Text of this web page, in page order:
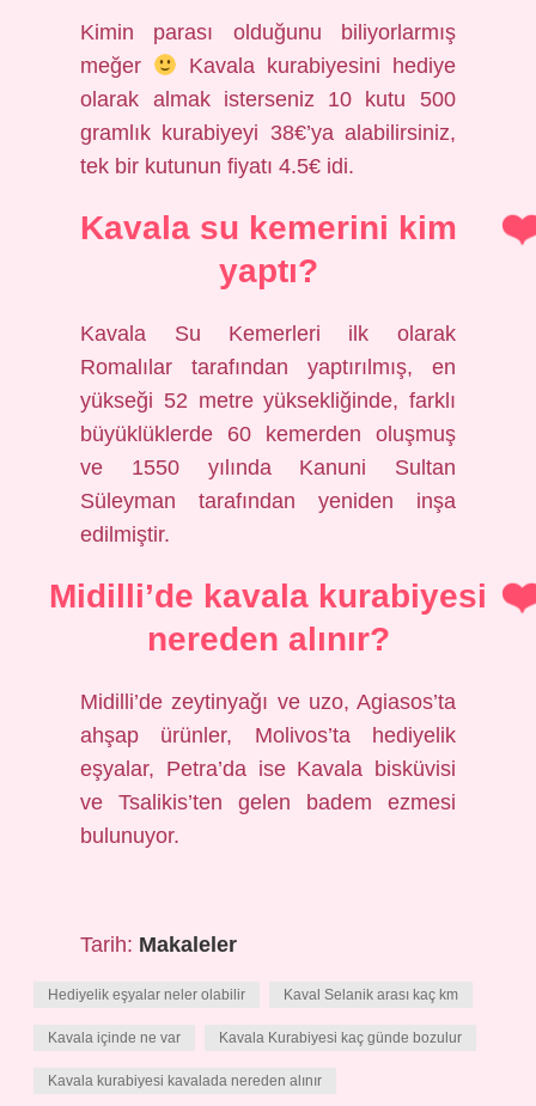
Kimin parası olduğunu biliyorlarmış
meğer
Kavala kurabiyesini hediye
olarak almak isterseniz 10 kutu 500
gramlık kurabiyeyi 38€’ya alabilirsiniz,
tek bir kutunun fiyatı 4.5€ idi.
Kavala su kemerini kim
yaptı?
Kavala Su Kemerleri ilk olarak
Romalılar tarafından yaptırılmış, en
yükseği 52 metre yüksekliğinde, farklı
büyüklüklerde 60 kemerden oluşmuş
ve 1550 yılında Kanuni Sultan
Süleyman tarafından yeniden inşa
edilmiştir.
Midilli’de kavala kurabiyesi
nereden alınır?
Midilli’de zeytinyağı ve uzo, Agiasos’ta
ahşap ürünler, Molivos’ta hediyelik
eşyalar, Petra’da ise Kavala bisküvisi
ve Tsalikis’ten gelen badem ezmesi
bulunuyor.
Tarih: Makaleler
Hediyelik eşyalar neler olabilir Kaval Selanik arası kaç km
Kavala içinde ne var Kavala Kurabiyesi kaç günde bozulur
Kavala kurabiyesi kavalada nereden alınır